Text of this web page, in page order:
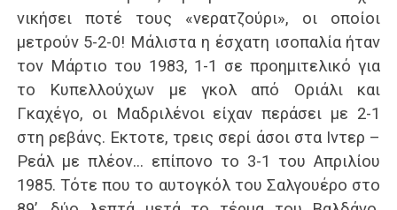
νικήσει ποτέ τους «νερατζούρι», οι οποίοι
μετρούν 5-2-0! Μάλιστα η έσχατη ισοπαλία ήταν
τον Μάρτιο του 1983, 1-1 σε προημιτελικό για
το Κυπελλούχων με γκολ από Οριάλι και
Γκαχέγο, οι Μαδριλένοι είχαν περάσει με 2-1
στη ρεβάνς. Εκτοτε, τρεις σερί άσοι στα Ιντερ –
Ρεάλ με πλέον… επίπονο το 3-1 του Απριλίου
1985. Τότε που το αυτογκόλ του Σαλγουέρο στο